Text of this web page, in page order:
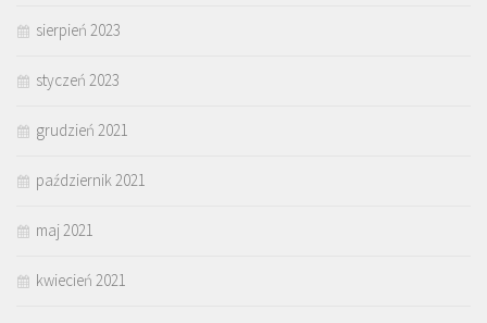
sierpień 2023
styczeń 2023
grudzień 2021
październik 2021
maj 2021
kwiecień 2021